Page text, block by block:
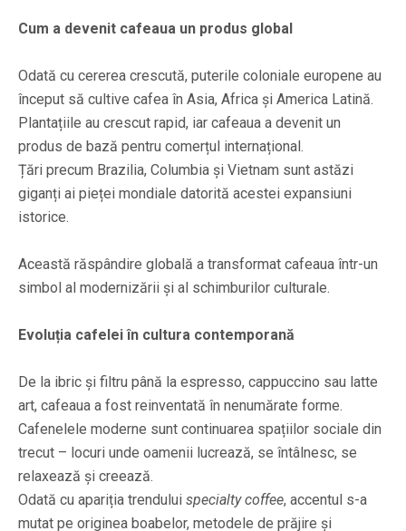
Cum a devenit cafeaua un produs global
Odată cu cererea crescută, puterile coloniale europene au
început să cultive cafea în Asia, Africa și America Latină.
Plantațiile au crescut rapid, iar cafeaua a devenit un
produs de bază pentru comerțul internațional.
Țări precum Brazilia, Columbia și Vietnam sunt astăzi
giganți ai pieței mondiale datorită acestei expansiuni
istorice.
Această răspândire globală a transformat cafeaua într-un
simbol al modernizării și al schimburilor culturale.
Evoluția cafelei în cultura contemporană
De la ibric și filtru până la espresso, cappuccino sau latte
art, cafeaua a fost reinventată în nenumărate forme.
Cafenelele moderne sunt continuarea spațiilor sociale din
trecut – locuri unde oamenii lucrează, se întâlnesc, se
relaxează și creează.
Odată cu apariția trendului specialty coffee, accentul s-a
mutat pe originea boabelor, metodele de prăjire și